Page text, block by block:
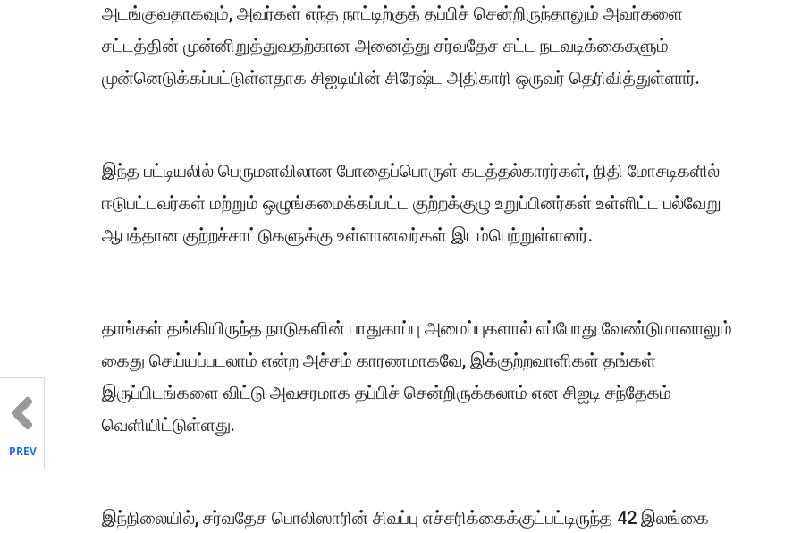
அடங்குவதாகவும், அவர்கள் எந்த நாட்டிற்குத் தப்பிச் சென்றிருந்தாலும் அவர்களை
சட்டத்தின் முன்னிறுத்துவதற்கான அனைத்து சர்வதேச சட்ட நடவடிக்கைகளும்
முன்னெடுக்கப்பட்டுள்ளதாக சிஐடியின் சிரேஷ்ட அதிகாரி ஒருவர் தெரிவித்துள்ளார்.
இந்த பட்டியலில் பெருமளவிலான போதைப்பொருள் கடத்தல்காரர்கள், நிதி மோசடிகளில்
ஈடுபட்டவர்கள் மற்றும் ஒழுங்கமைக்கப்பட்ட குற்றக்குழு உறுப்பினர்கள் உள்ளிட்ட பல்வேறு
ஆபத்தான குற்றச்சாட்டுகளுக்கு உள்ளானவர்கள் இடம்பெற்றுள்ளனர்.
தாங்கள் தங்கியிருந்த நாடுகளின் பாதுகாப்பு அமைப்புகளால் எப்போது வேண்டுமானாலும்
கைது செய்யப்படலாம் என்ற அச்சம் காரணமாகவே, இக்குற்றவாளிகள் தங்கள்
இருப்பிடங்களை விட்டு அவசரமாக தப்பிச் சென்றிருக்கலாம் என சிஐடி சந்தேகம்
வெளியிட்டுள்ளது.
இந்நிலையில், சர்வதேச பொலிஸாரின் சிவப்பு எச்சரிக்கைக்குட்பட்டிருந்த 42 இலங்கை
PREV